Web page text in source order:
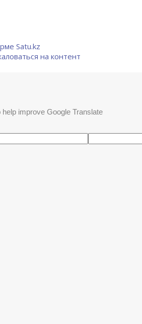
Satu.kz
на контент
improve Google Translate